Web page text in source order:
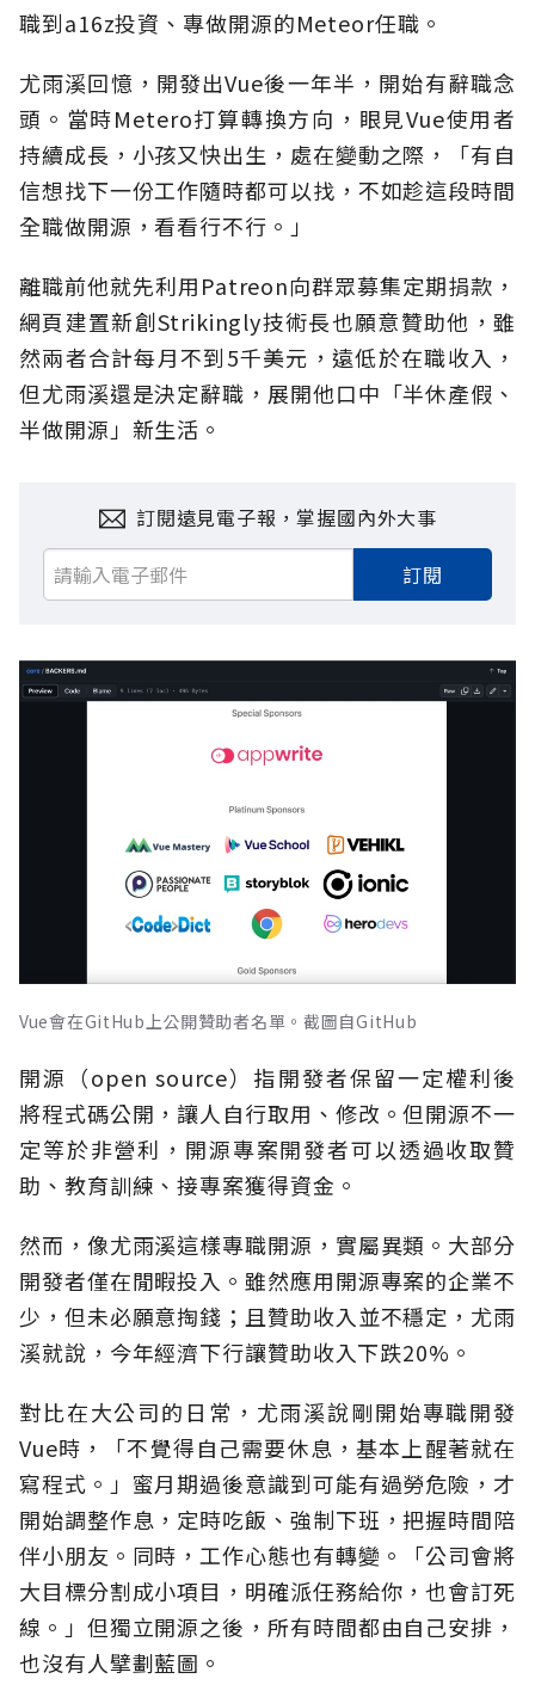
職到a16z投資、專做開源的Meteor任職。
尤雨溪回憶，開發出Vue後一年半，開始有辭職念
頭。當時Metero打算轉換方向，眼見Vue使用者
持續成長，小孩又快出生，處在變動之際，「有自
信想找下一份工作隨時都可以找，不如趁這段時間
全職做開源，看看行不行。」
離職前他就先利用Patreon向群眾募集定期捐款，
網頁建置新創Strikingly技術長也願意贊助他，雖
然兩者合計每月不到5千美元，遠低於在職收入，
但尤雨溪還是決定辭職，展開他口中「半休產假、
半做開源」新生活。
訂閱遠見電子報，掌握國內外大事
訂閱
Vue會在GitHub上公開贊助者名單。截圖自GitHub
開源（open source）指開發者保留一定權利後
將程式碼公開，讓人自行取用、修改。但開源不一
定等於非營利，開源專案開發者可以透過收取贊
助、教育訓練、接專案獲得資金。
然而，像尤雨溪這樣專職開源，實屬異類。大部分
開發者僅在閒暇投入。雖然應用開源專案的企業不
少，但未必願意掏錢；且贊助收入並不穩定，尤雨
溪就說，今年經濟下行讓贊助收入下跌20%。
對比在大公司的日常，尤雨溪說剛開始專職開發
Vue時，「不覺得自己需要休息，基本上醒著就在
寫程式。」蜜月期過後意識到可能有過勞危險，才
開始調整作息，定時吃飯、強制下班，把握時間陪
伴小朋友。同時，工作心態也有轉變。「公司會將
大目標分割成小項目，明確派任務給你，也會訂死
線。」但獨立開源之後，所有時間都由自己安排，
也沒有人擘劃藍圖。